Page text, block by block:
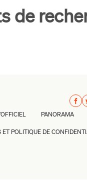
de
PANORAMA
POLITIQUE DE